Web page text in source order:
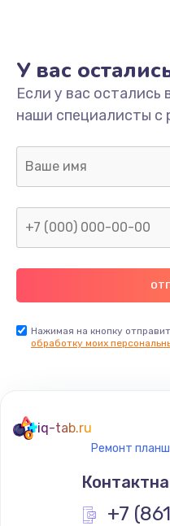
Замена
Замена
Замена
У вас
Если у вас
наши специалисты с
Нажимая на кнопку
обработку моих
iq-tab.ru
Ремонт
+7